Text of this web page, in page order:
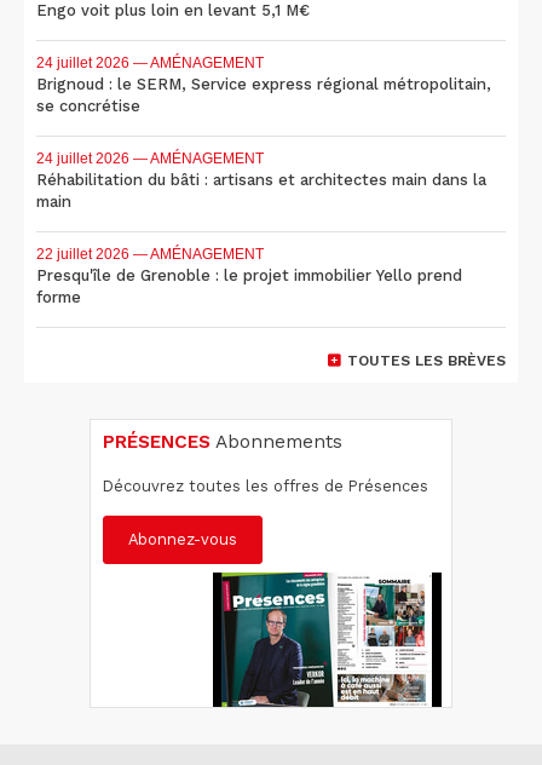
Engo voit plus loin en levant 5,1 M€
24 juillet 2026 — AMÉNAGEMENT
Brignoud : le SERM, Service express régional métropolitain,
se concrétise
24 juillet 2026 — AMÉNAGEMENT
Réhabilitation du bâti : artisans et architectes main dans la
main
22 juillet 2026 — AMÉNAGEMENT
Presqu'île de Grenoble : le projet immobilier Yello prend
forme
TOUTES LES BRÈVES
PRÉSENCES Abonnements
Découvrez toutes les offres de Présences
Abonnez-vous